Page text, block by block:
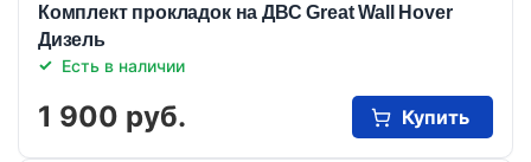
Комплект прокладок на ДВС Great Wall Hover
Дизель
Есть в наличии
1 900 руб. Купить